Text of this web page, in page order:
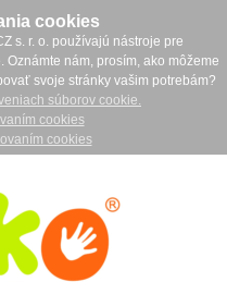
cookies
s. r. o. používajú nástroje pre
nám, prosím, ako môžeme
svoje stránky vašim potrebám?
súborov cookie.
cookies
cookies